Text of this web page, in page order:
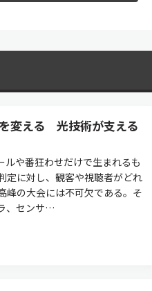
変える 光技術が支える
ルや番狂わせだけで生まれるも
定に対し、観客や視聴者がどれ
峰の大会には不可欠である。そ
、センサ…